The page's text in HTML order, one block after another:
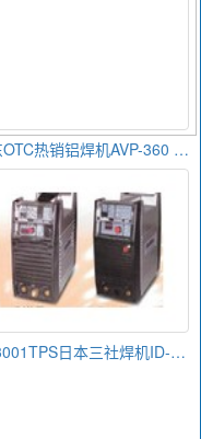
广东OTC热销铝焊机AVP-360 OTC氩弧焊机
ID-3001TPS日本三社焊机ID-2001TPS直销商